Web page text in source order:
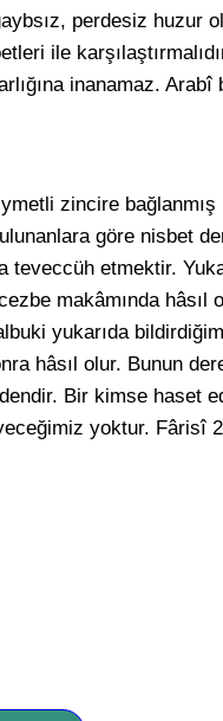
perdesiz huzur
ile
inanamaz.
zincire
göre nisbet
etmektir.
makâmında hâsıl
yukarıda
hâsıl olur. Bunun
Bir kimse haset
yoktur. Fârisî